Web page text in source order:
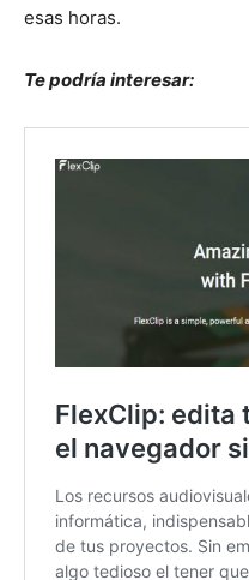
esas horas.
Te podría interesar: